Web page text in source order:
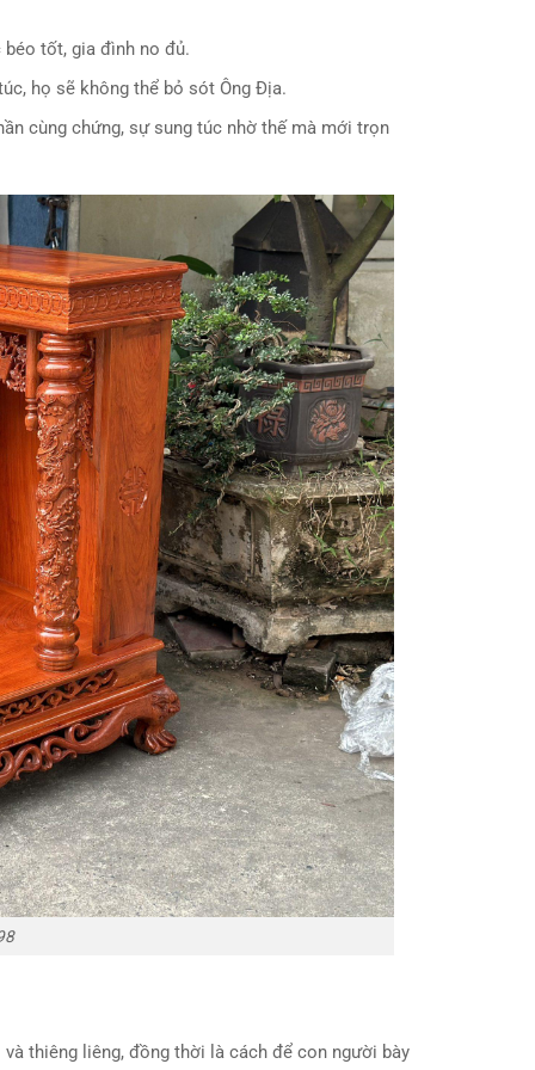
tốt, gia đình no đủ.
họ sẽ không thể bỏ sót Ông Địa.
cùng chứng, sự sung túc nhờ thế mà mới trọn
thiêng liêng, đồng thời là cách để con người bày